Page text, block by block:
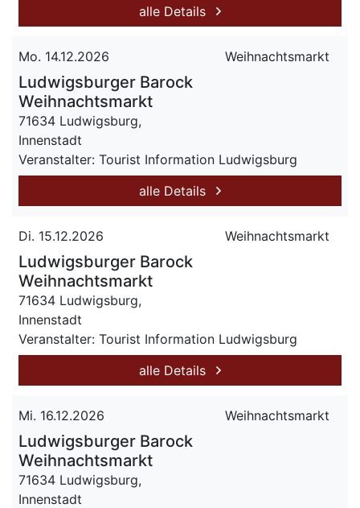
alle Details
Mo. 14.12.2026 Weihnachtsmarkt
Ludwigsburger Barock
Weihnachtsmarkt
71634 Ludwigsburg,
Innenstadt
Veranstalter: Tourist Information Ludwigsburg
alle Details
Di. 15.12.2026 Weihnachtsmarkt
Ludwigsburger Barock
Weihnachtsmarkt
71634 Ludwigsburg,
Innenstadt
Veranstalter: Tourist Information Ludwigsburg
alle Details
Mi. 16.12.2026 Weihnachtsmarkt
Ludwigsburger Barock
Weihnachtsmarkt
71634 Ludwigsburg,
Innenstadt